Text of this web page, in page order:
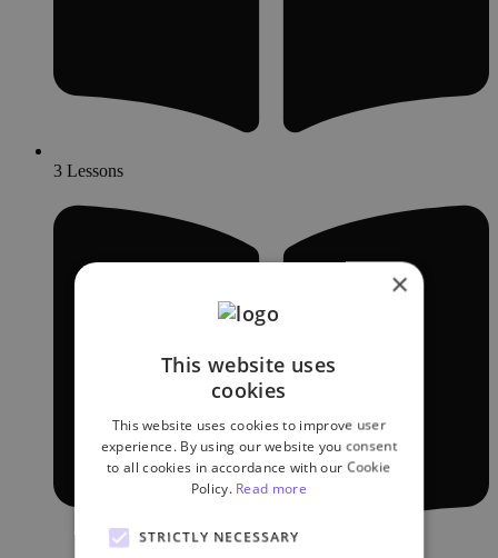
3 Lessons
×
This website uses
cookies
This website uses cookies to improve user
experience. By using our website you consent
to all cookies in accordance with our Cookie
Policy. Read more
STRICTLY NECESSARY